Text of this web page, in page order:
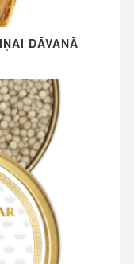
DĀVANĀ